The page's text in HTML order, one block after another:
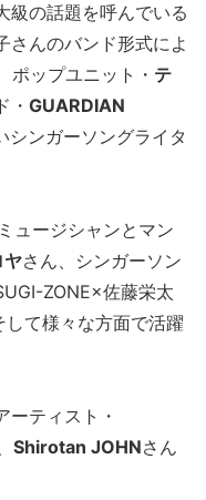
級の話題を呼んでいる
さんのバンド形式によ
ポップユニット・ テ
・ GUARDIAN
シンガーソングライタ
ュージシャンとマン
ヤさん、シンガーソン
ZONE×佐藤栄太
して様々な方面で活躍
ーティスト・
Shirotan JOHNさん